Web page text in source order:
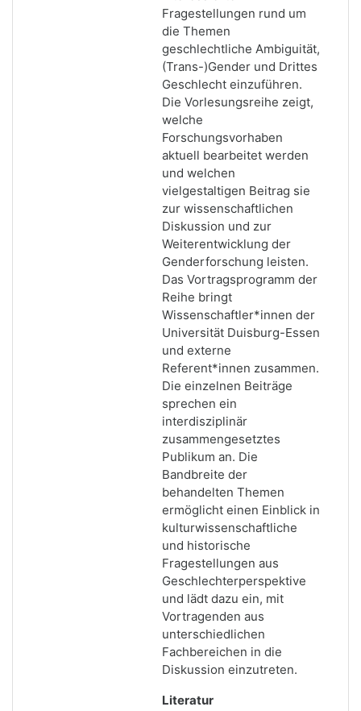
Fragestellungen rund um
die Themen
geschlechtliche Ambiguität,
(Trans-)Gender und Drittes
Geschlecht einzuführen.
Die Vorlesungsreihe zeigt,
welche
Forschungsvorhaben
aktuell bearbeitet werden
und welchen
vielgestaltigen Beitrag sie
zur wissenschaftlichen
Diskussion und zur
Weiterentwicklung der
Genderforschung leisten.
Das Vortragsprogramm der
Reihe bringt
Wissenschaftler*innen der
Universität Duisburg-Essen
und externe
Referent*innen zusammen.
Die einzelnen Beiträge
sprechen ein
interdisziplinär
zusammengesetztes
Publikum an. Die
Bandbreite der
behandelten Themen
ermöglicht einen Einblick in
kulturwissenschaftliche
und historische
Fragestellungen aus
Geschlechterperspektive
und lädt dazu ein, mit
Vortragenden aus
unterschiedlichen
Fachbereichen in die
Diskussion einzutreten.
Literatur